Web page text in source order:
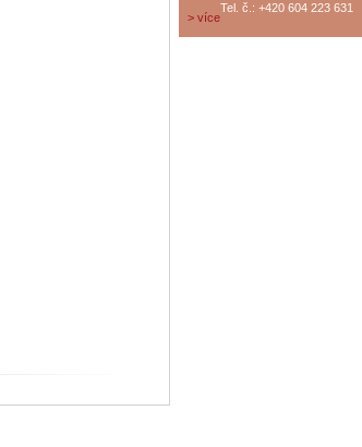
Tel. č.: +420 604 223 631
> více